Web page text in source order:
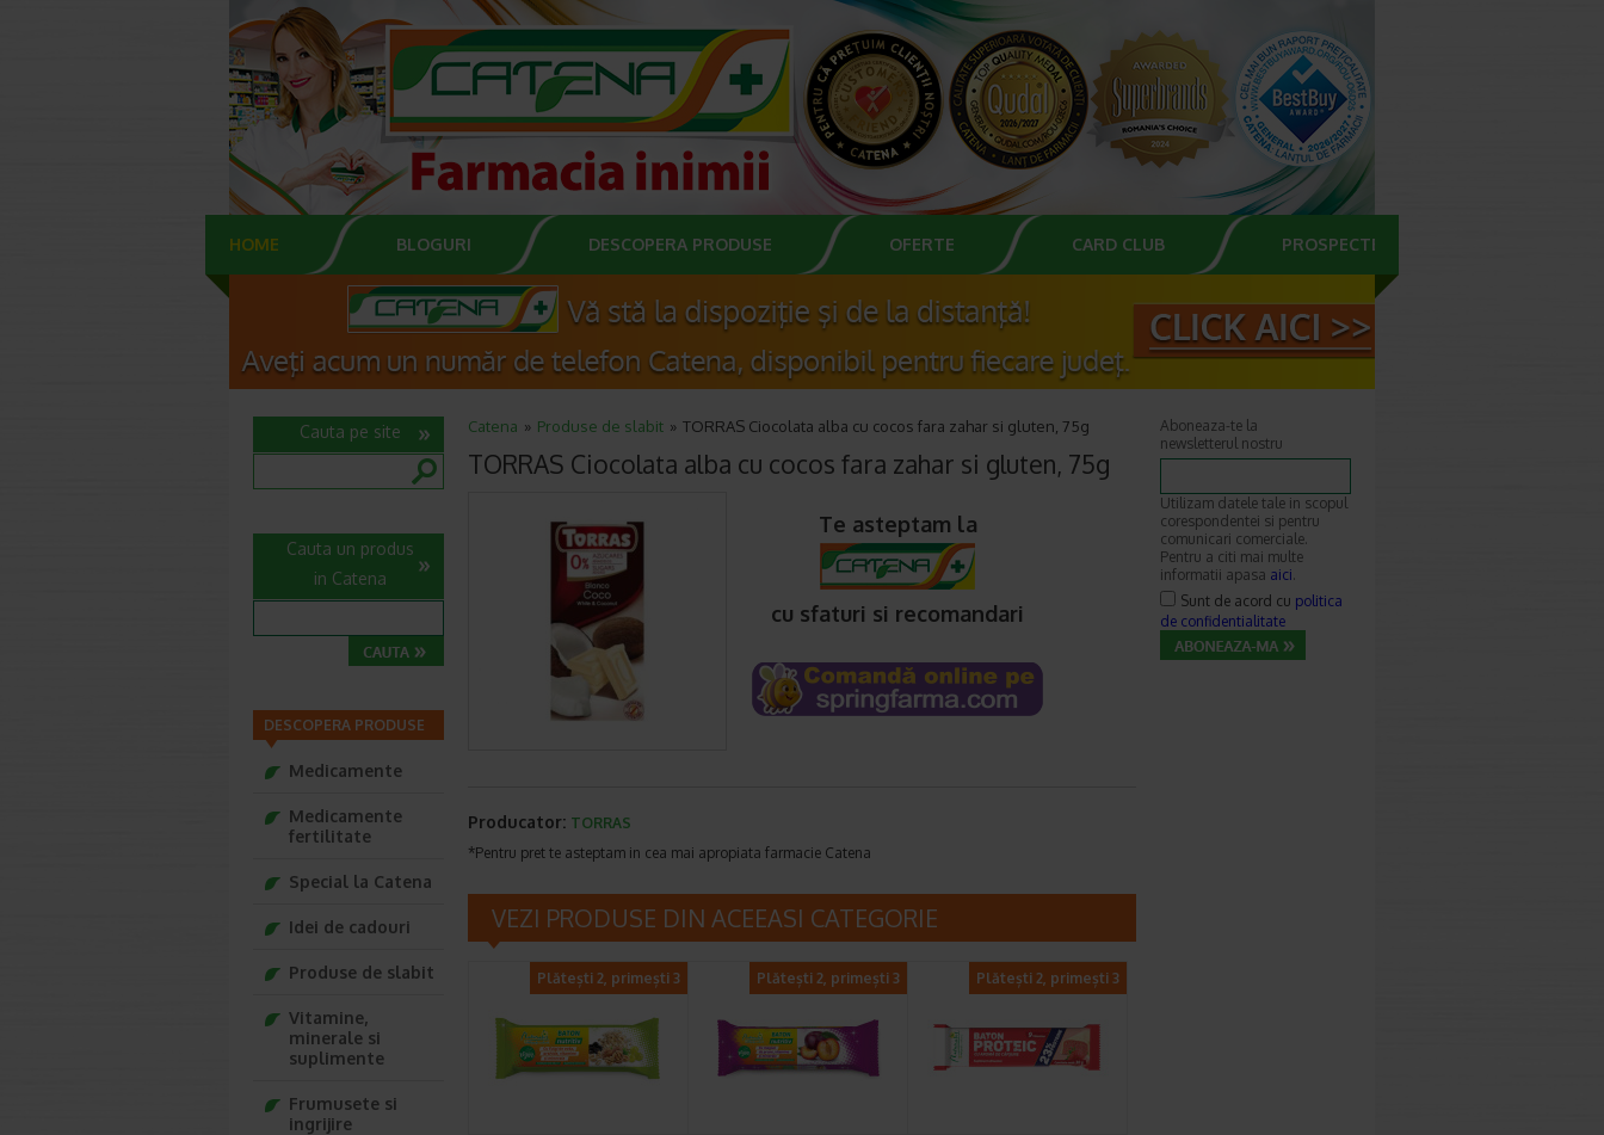
HOME BLOGURI DESCOPERA PRODUSE OFERTE CARD CLUB PROSPECTE
Catena Produse de slabit TORRAS Ciocolata alba cu cocos fara zahar si gluten, 75g
TORRAS Ciocolata alba cu cocos fara zahar si gluten, 75g
Te asteptam la
cu sfaturi si recomandari
Producator: TORRAS
*Pentru pret te asteptam in cea mai apropiata farmacie Catena
VEZI PRODUSE DIN ACEEASI CATEGORIE
Plătești 2, primești 3 Plătești 2, primești 3 Plătești 2, primești 3
Cauta pe site
Cauta un produs
in Catena
DESCOPERA PRODUSE
Medicamente
Medicamente
fertilitate
Special la Catena
Idei de cadouri
Produse de slabit
Vitamine,
minerale si
suplimente
Frumusete si
ingrijire
Aboneaza-te la
newsletterul nostru
Utilizam datele tale in scopul
corespondentei si pentru
comunicari comerciale.
Pentru a citi mai multe
informatii apasa aici.
Sunt de acord cu politica
de confidentialitate